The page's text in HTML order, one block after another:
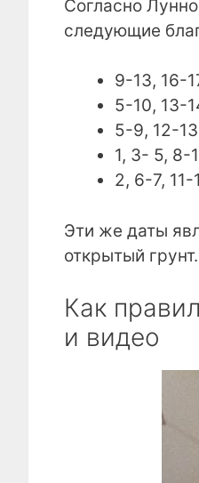
Согласно
следующие
9-13, 16-
5-10, 13-
5-9, 12-
1, 3- 5, 8-
2, 6-7,
Эти же даты
открытый грунт.
Как
и видео